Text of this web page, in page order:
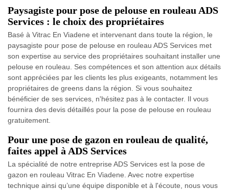
Paysagiste pour pose de pelouse en rouleau ADS
Services : le choix des propriétaires
Basé à Vitrac En Viadene et intervenant dans toute la région, le
paysagiste pour pose de pelouse en rouleau ADS Services met
son expertise au service des propriétaires souhaitant installer une
pelouse en rouleau. Ses compétences et son attention aux détails
sont appréciées par les clients les plus exigeants, notamment les
propriétaires de greens dans la région. Si vous souhaitez
bénéficier de ses services, n'hésitez pas à le contacter. Il vous
fournira des devis détaillés pour la pose de pelouse en rouleau
gratuitement.
Pour une pose de gazon en rouleau de qualité,
faites appel à ADS Services
La spécialité de notre entreprise ADS Services est la pose de
gazon en rouleau Vitrac En Viadene. Avec notre expertise
technique ainsi qu’une équipe disponible et à l'écoute, nous vous